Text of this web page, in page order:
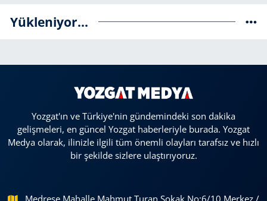
Yükleniyor...
Yozgat'ın ve Türkiye'nin gündemindeki son dakika
gelişmeleri, en güncel Yozgat haberleriyle burada. Yozgat
Medya olarak, ilinizle ilgili tüm önemli olayları tarafsız ve hızlı
bir şekilde sizlere ulaştırıyoruz.
Medrese Mahalle Mahmut Turan Sokak No:6/10 Merkez /